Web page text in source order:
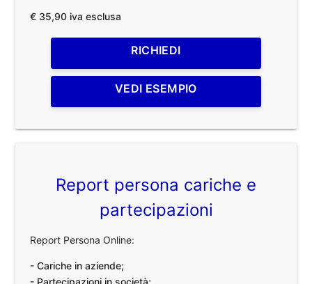
€ 35,90 iva esclusa
RICHIEDI
VEDI ESEMPIO
Report persona cariche e
partecipazioni
Report Persona Online:
- Cariche in aziende;